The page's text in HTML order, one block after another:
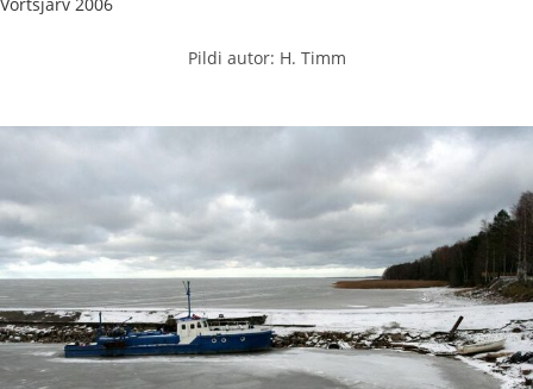
Pildi autor: H. Timm